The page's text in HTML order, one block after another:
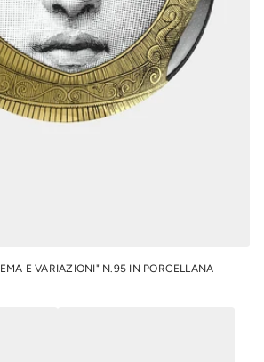
E VARIAZIONI" N.95 IN PORCELLANA